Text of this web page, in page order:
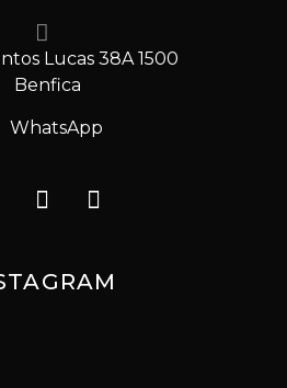
Lucas 38A 1500
Benfica
WhatsApp